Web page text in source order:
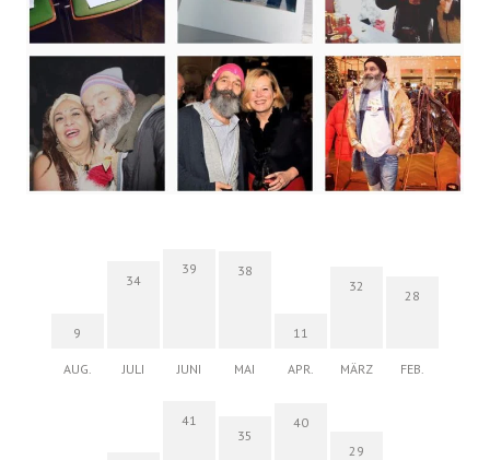
9
AUG.
34
JULI
39
JUNI
38
MAI
11
APR.
32
MÄRZ
28
FEB.
41
35
40
29